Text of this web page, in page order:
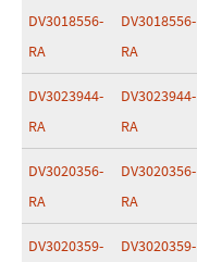
DV3018556-
RA
DV3018556-
RA
DV3023944-
RA
DV3023944-
RA
DV3020356-
RA
DV3020356-
RA
DV3020359-
DV3020359-